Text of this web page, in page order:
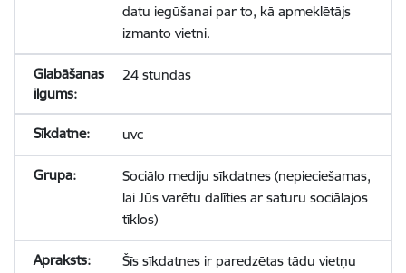
datu iegūšanai par to, kā apmeklētājs
izmanto vietni.
24 stundas
uvc
Sociālo mediju sīkdatnes (nepieciešamas,
lai Jūs varētu dalīties ar saturu sociālajos
tīklos)
Šīs sīkdatnes ir paredzētas tādu vietņu